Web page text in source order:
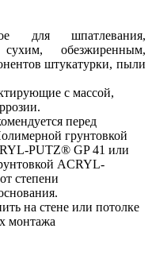
для шпатлевания,
обезжиренным,
штукатурки, пыли
с массой,
перед
грунтовкой
PUTZ® GP 41 или
ACRYL-
степени
на стене или потолке
монтажа